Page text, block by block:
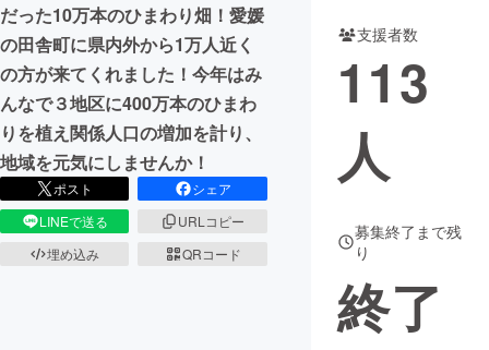
だった10万本のひまわり畑！愛媛
の田舎町に県内外から1万人近く
の方が来てくれました！今年はみ
んなで３地区に400万本のひまわ
りを植え関係人口の増加を計り、
地域を元気にしませんか！
ポスト
シェア
LINEで送る
URLコピー
埋め込み
QRコード
支援者数
113
人
募集終了まで残
り
終了